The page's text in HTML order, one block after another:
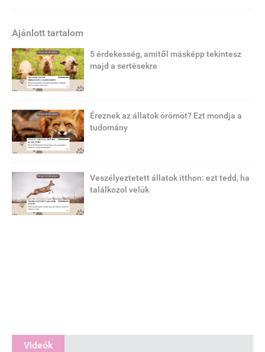
Ajánlott tartalom
5 érdekesség, amitől másképp tekintesz
majd a sertésekre
Éreznek az állatok örömöt? Ezt mondja a
tudomány
Veszélyeztetett állatok itthon: ezt tedd, ha
találkozol velük
Videók